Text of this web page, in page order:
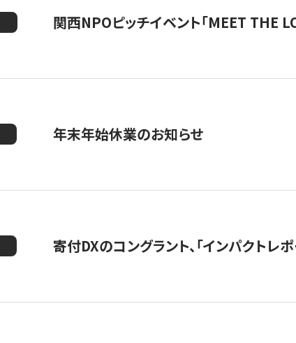
関西NPOピッチイベント「MEET THE
年末年始休業のお知らせ
寄付DXのコングラント、「インパクト